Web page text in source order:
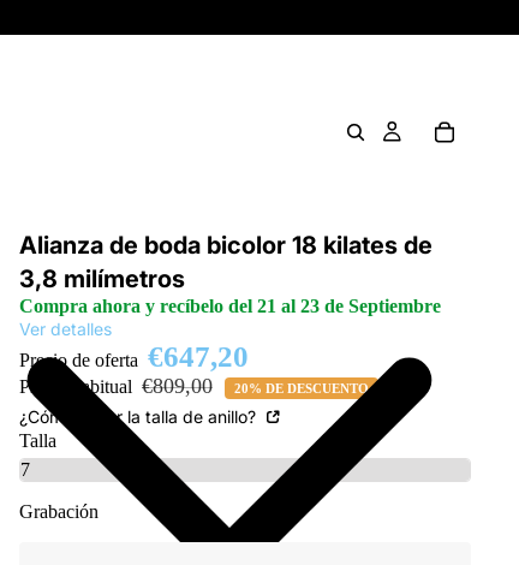
Alianza de boda bicolor 18 kilates de
3,8 milímetros
Compra ahora y recíbelo del 21 al 23 de Septiembre
Ver detalles
Precio de oferta €647,20
Precio habitual €809,00 20% DE DESCUENTO
¿Cómo saber la talla de anillo?
Talla
Grabación